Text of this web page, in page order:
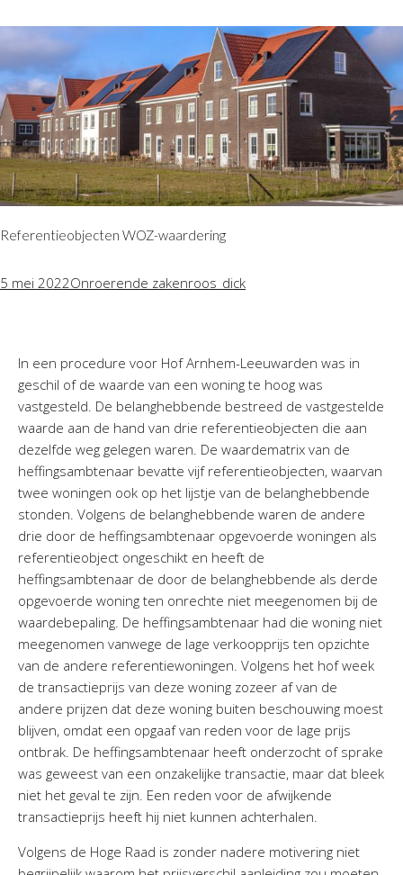
Referentieobjecten WOZ-waardering
5 mei 2022Onroerende zakenroos_dick
In een procedure voor Hof Arnhem-Leeuwarden was in
geschil of de waarde van een woning te hoog was
vastgesteld. De belanghebbende bestreed de vastgestelde
waarde aan de hand van drie referentieobjecten die aan
dezelfde weg gelegen waren. De waardematrix van de
heffingsambtenaar bevatte vijf referentieobjecten, waarvan
twee woningen ook op het lijstje van de belanghebbende
stonden. Volgens de belanghebbende waren de andere
drie door de heffingsambtenaar opgevoerde woningen als
referentieobject ongeschikt en heeft de
heffingsambtenaar de door de belanghebbende als derde
opgevoerde woning ten onrechte niet meegenomen bij de
waardebepaling. De heffingsambtenaar had die woning niet
meegenomen vanwege de lage verkoopprijs ten opzichte
van de andere referentiewoningen. Volgens het hof week
de transactieprijs van deze woning zozeer af van de
andere prijzen dat deze woning buiten beschouwing moest
blijven, omdat een opgaaf van reden voor de lage prijs
ontbrak. De heffingsambtenaar heeft onderzocht of sprake
was geweest van een onzakelijke transactie, maar dat bleek
niet het geval te zijn. Een reden voor de afwijkende
transactieprijs heeft hij niet kunnen achterhalen.
Volgens de Hoge Raad is zonder nadere motivering niet